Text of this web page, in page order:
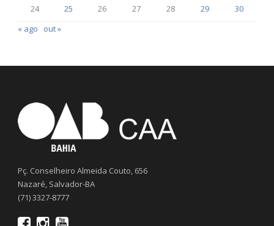
24 25 26 27 28 29
30
« ago
out »
Pç. Conselheiro Almeida Couto, 656
Nazaré, Salvador-BA
(71) 3327-8777